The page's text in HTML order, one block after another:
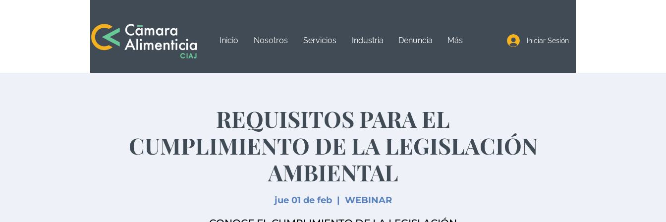
Inicio Nosotros Servicios Industria Denuncia Más Iniciar Sesión
REQUISITOS PARA EL
CUMPLIMIENTO DE LA LEGISLACIÓN
AMBIENTAL
jue 01 de feb
  |
WEBINAR